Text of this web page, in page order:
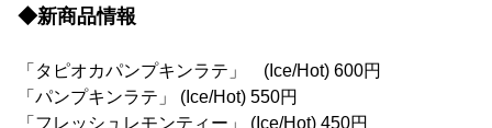
◆新商品情報
「タピオカパンプキンラテ」 (Ice/Hot) 600円
「パンプキンラテ」 (Ice/Hot) 550円
「フレッシュレモンティー」 (Ice/Hot) 450円